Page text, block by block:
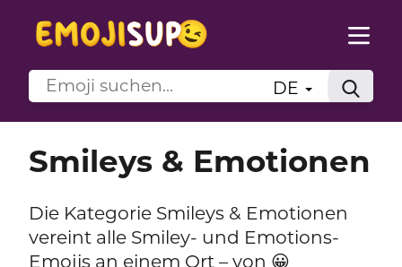
DE
Smileys & Emotionen
Die Kategorie Smileys & Emotionen
vereint alle Smiley- und Emotions-
Emojis an einem Ort – von 😀